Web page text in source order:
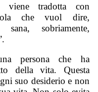
tradotta con
che vuol dire,
sobriamente,
persona che ha
della vita. Questa
suo desiderio e non